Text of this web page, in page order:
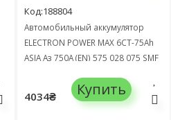
Код:188804
Автомобильный аккумулятор
ELECTRON POWER MAX 6СТ-75Ah
ASIA Аз 750А (EN) 575 028 075 SMF
4034₴ Купить